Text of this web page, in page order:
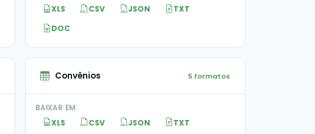
XLS CSV JSON
TXT
DOC
Convênios 5 formatos
BAIXAR EM:
XLS CSV JSON
TXT